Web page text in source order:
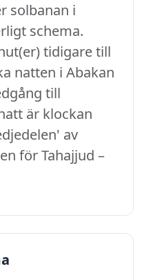
solbanan i
schema.
tidigare till
natten i Abakan
till
är klockan
av
för Tahajjud –